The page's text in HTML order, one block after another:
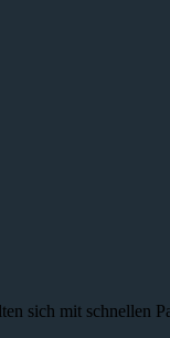
sich mit schnellen